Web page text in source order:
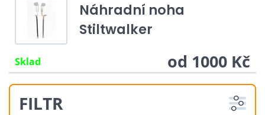
Náhradní noha
Stiltwalker
Sklad od 1000 Kč
FILTR